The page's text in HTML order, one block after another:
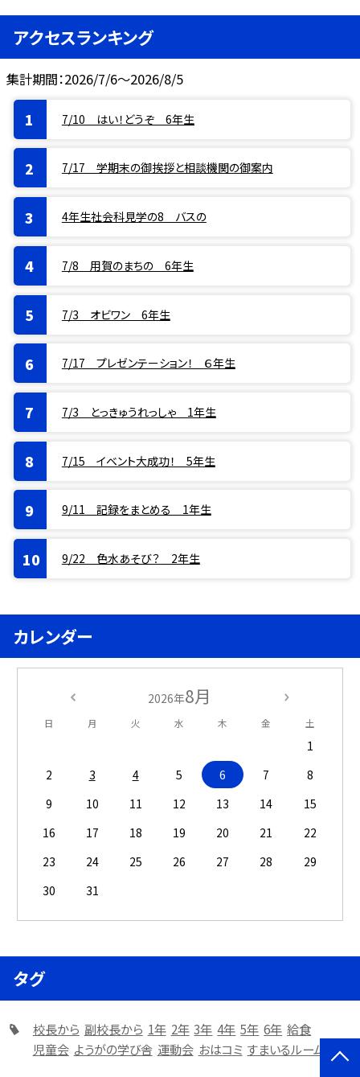
アクセスランキング
集計期間：2026/7/6～2026/8/5
7/10 はい！どうぞ 6年生
7/17 学期末の御挨拶と相談機関の御案内
4年生社会科見学の8 バスの
7/8 用賀のまちの 6年生
7/3 オビワン 6年生
7/17 プレゼンテーション！ ６年生
7/3 とっきゅうれっしゃ 1年生
7/15 イベント大成功！ 5年生
9/11 記録をまとめる 1年生
9/22 色水あそび？ 2年生
カレンダー
2026年8月
日 月 火 水 木 金 土
1
2
3 4 5 6 7
8
9
10 11 12 13 14
15
16
17 18 19 20 21
22
23
24 25 26 27 28
29
30
31
タグ
校長から 副校長から 1年 2年 3年 4年 5年 6年 給食
児童会 ようがの学び舎 運動会 おはコミ すまいるルーム